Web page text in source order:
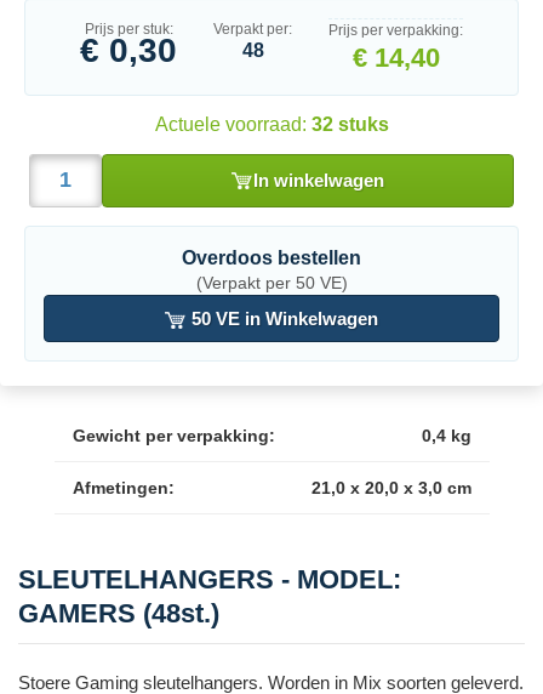
Prijs per stuk:
€ 0,30
Verpakt per:
48
Prijs per verpakking:
€ 14,40
Actuele voorraad: 32 stuks
In winkelwagen
Overdoos bestellen
(Verpakt per 50 VE)
50 VE in Winkelwagen
Gewicht per verpakking: 0,4 kg
Afmetingen: 21,0 x 20,0 x 3,0 cm
SLEUTELHANGERS - MODEL:
GAMERS (48st.)
Stoere Gaming sleutelhangers. Worden in Mix soorten geleverd.